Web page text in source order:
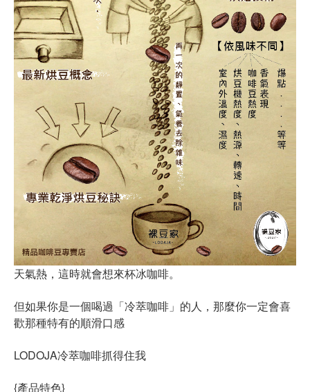
天氣熱，這時就會想來杯冰咖啡。
但如果你是一個喝過「冷萃咖啡」的人，那麼你一定會喜
歡那種特有的順滑口感
LODOJA冷萃咖啡抓得住我
{產品特色}